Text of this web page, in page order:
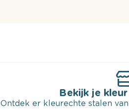
Bekijk je
Ontdek er kleurechte stalen